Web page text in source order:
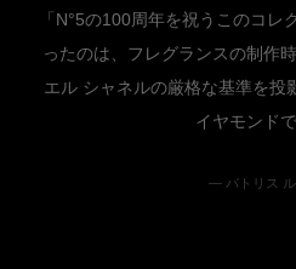
「N°5の100周年を祝うこのコ
ったのは、フレグランスの制作
エル シャネルの厳格な基準を投
イヤモンドで
— パトリス